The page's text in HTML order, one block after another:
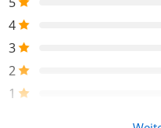
4
3
2
1